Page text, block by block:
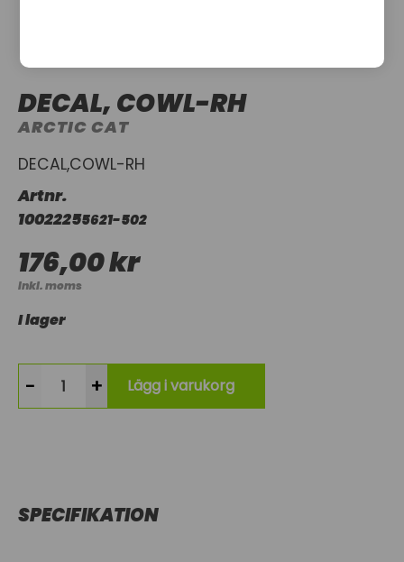
DECAL, COWL-RH
ARCTIC CAT
DECAL,COWL-RH
Artnr.
10022255621-502
176,00 kr
Inkl. moms
I lager
- + Lägg i varukorg
SPECIFIKATION